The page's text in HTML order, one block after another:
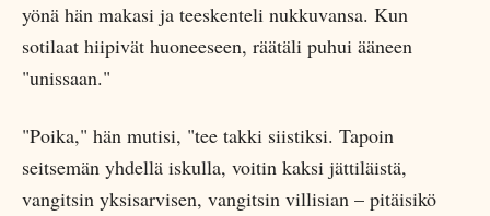
yönä hän makasi ja teeskenteli nukkuvansa. Kun
sotilaat hiipivät huoneeseen, räätäli puhui ääneen
"unissaan."
"Poika," hän mutisi, "tee takki siistiksi. Tapoin
seitsemän yhdellä iskulla, voitin kaksi jättiläistä,
vangitsin yksisarvisen, vangitsin villisian – pitäisikö